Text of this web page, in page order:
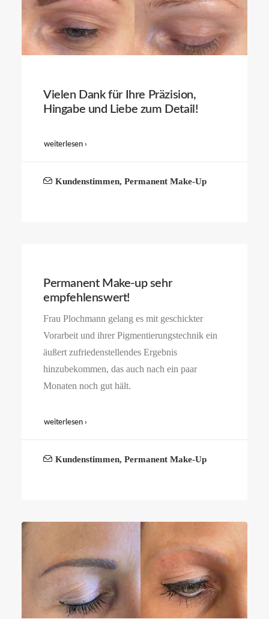
Vielen Dank für Ihre Präzision,
Hingabe und Liebe zum Detail!
weiterlesen ›
Kundenstimmen, Permanent Make-Up
Permanent Make-up sehr
empfehlenswert!
Frau Plochmann gelang es mit geschickter
Vorarbeit und ihrer Pigmentierungstechnik ein
äußert zufriedenstellendes Ergebnis
hinzubekommen, das auch nach ein paar
Monaten noch gut hält.
weiterlesen ›
Kundenstimmen, Permanent Make-Up